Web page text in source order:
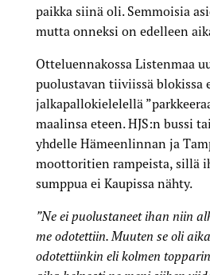
paikka siinä oli. Semmoisia
mutta onneksi on edelleen
Otteluennakossa Listenmaa
puolustavan tiiviissä blokissa
jalkapallokielelellä
maalinsa eteen. HJS:n bussi
yhdelle Hämeenlinnan ja
moottoritien rampeista, sillä
sumppua ei Kaupissa nähty.
”Ne ei puolustaneet ihan niin
me odotettiin. Muuten se oli
odotettiinkin eli kolmen